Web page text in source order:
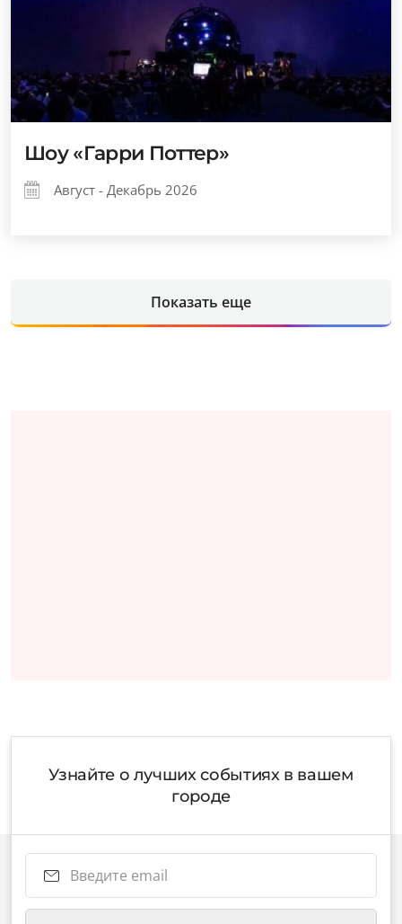
Шоу «Гарри Поттер»
Август - Декабрь 2026
Показать еще
Узнайте о лучших событиях в вашем
городе